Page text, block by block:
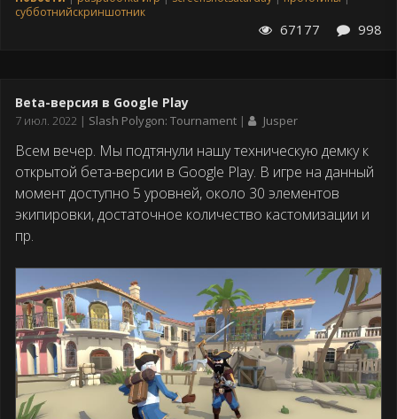
субботнийскриншотник
67177 998
Beta-версия в Google Play
Дата
7 июл. 2022 Slash Polygon: Tournament Jusper
Всем вечер. Мы подтянули нашу техническую демку к
открытой бета-версии в Google Play. В игре на данный
момент доступно 5 уровней, около 30 элементов
экипировки, достаточное количество кастомизации и
пр.